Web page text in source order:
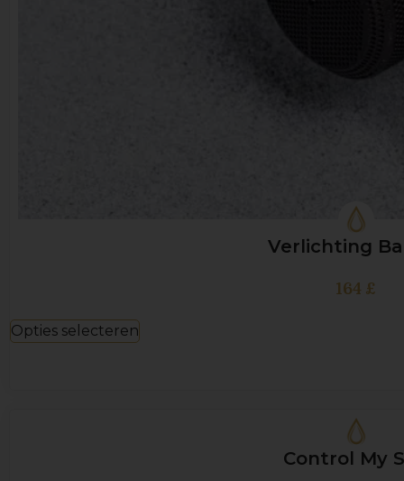
Verlichting
164 £
Opties selecteren
Control My